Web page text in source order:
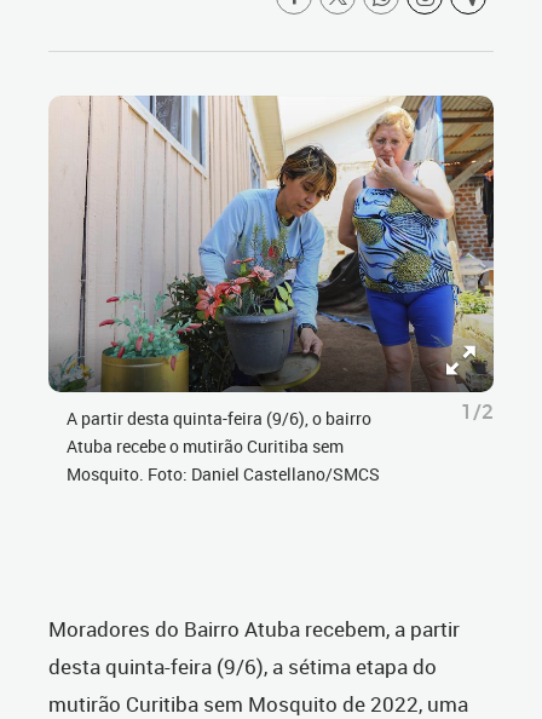
A partir desta quinta-feira (9/6), o bairro
Atuba recebe o mutirão Curitiba sem
Mosquito. Foto: Daniel Castellano/SMCS
1/2
Moradores do Bairro Atuba recebem, a partir
desta quinta-feira (9/6), a sétima etapa do
mutirão Curitiba sem Mosquito de 2022, uma